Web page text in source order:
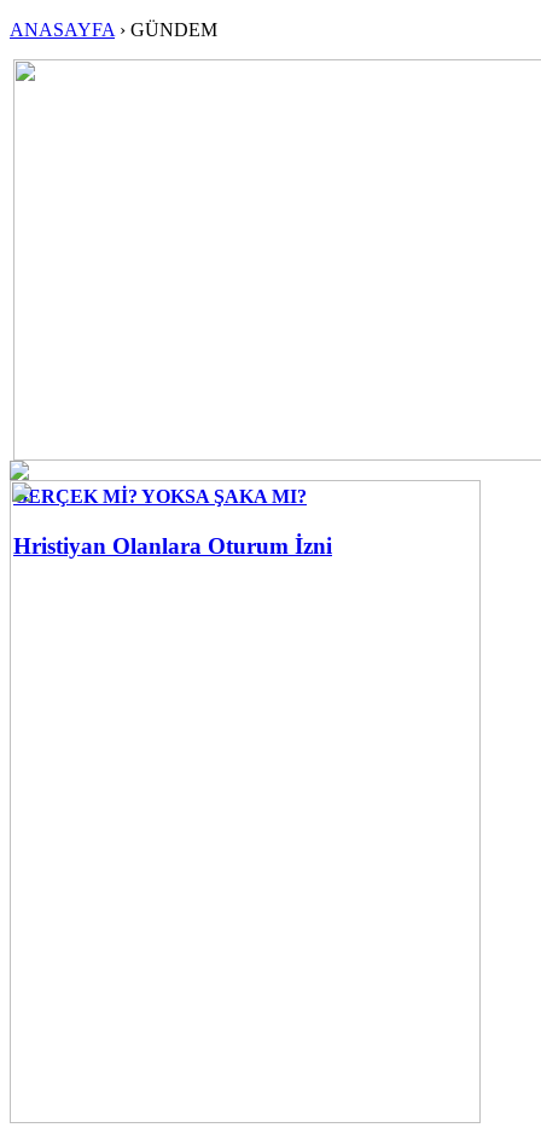
ANASAYFA › GÜNDEM
GERÇEK Mİ? YOKSA ŞAKA MI?
Hristiyan Olanlara Oturum İzni